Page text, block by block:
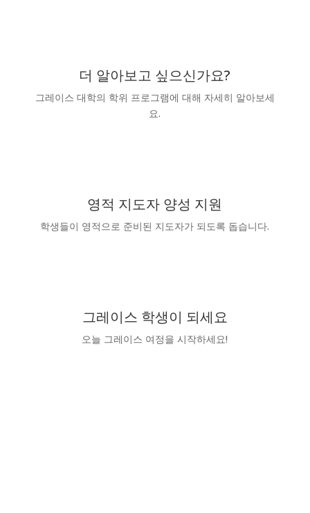
더 알아보고 싶으신가요?
그레이스 대학의 학위 프로그램에 대해 자세히 알아보세
요.
영적 지도자 양성 지원
학생들이 영적으로 준비된 지도자가 되도록 돕습니다.
그레이스 학생이 되세요
오늘 그레이스 여정을 시작하세요!